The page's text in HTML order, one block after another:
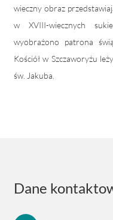
wieczny obraz
w XVIII-wiecznych
wyobrażono patrona
Kościół w Szczaworyżu
św. Jakuba.
Dane